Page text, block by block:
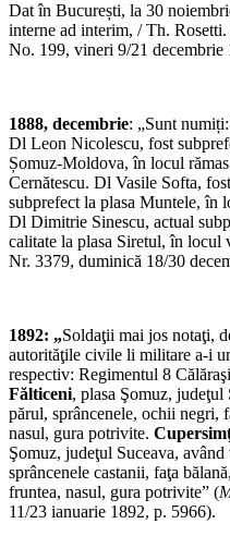
Dat în București, la 30
interne ad interim, / Th.
No. 199, vineri 9/21 decembrie
1888, decembrie: „Sunt
Dl Leon Nicolescu, fost
Șomuz-Moldova, în locul
Cernătescu. Dl Vasile Softa,
subprefect la plasa Muntele, în
Dl Dimitrie Sinescu, actual
calitate la plasa Siretul, în locul
Nr. 3379, duminică 18/30
1892: „Soldaţii mai jos notaţi,
autorităţile civile li militare a-i
respectiv: Regimentul 8
Fălticeni, plasa Şomuz, judeţul
părul, sprâncenele, ochii negri,
nasul, gura potrivite.
Şomuz, judeţul Suceava,
sprâncenele castanii, faţa
fruntea, nasul, gura potrivite” (
11/23 ianuarie 1892, p. 5966).